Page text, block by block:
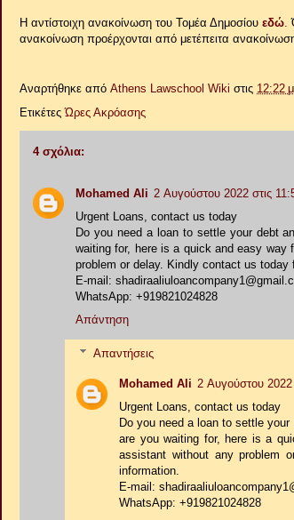
Η αντίστοιχη ανακοίνωση του Τομέα Δημοσίου εδώ.
ανακοίνωση προέρχονται από μετέπειτα
Αναρτήθηκε από Athens Lawschool Wiki στις 12:22
ΕτικέτεςΏρες Ακρόασης
4 σχόλια:
Mohamed Ali 2 Αυγούστου 2022 στις
Urgent Loans, contact us today
Do you need a loan to settle your debt
waiting for, here is a quick and easy
problem or delay. Kindly contact us today
E-mail:
WhatsApp: +919821024828
Απάντηση
Απαντήσεις
Mohamed Ali 2 Αυγούστου 2022
Urgent Loans, contact us today
Do you need a loan to settle
are you waiting for, here is a
assistant without any problem
information.
E-mail:
WhatsApp: +919821024828